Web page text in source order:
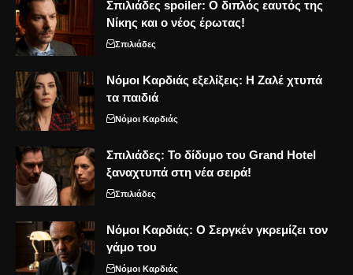
Σπιλιάδες spoiler: Ο διπλός εαυτός της
Νίκης και ο νέος έρωτας!
Σπιλιάδες
Νόμοι Καρδιάς εξελίξεις: Η Ζαλέ χτυπά
τα παιδιά
Νόμοι Καρδιάς
Σπιλιάδες: Το δίδυμο του Grand Hotel
ξαναχτυπά στη νέα σειρά!
Σπιλιάδες
Νόμοι Καρδιάς: Ο Σεργκέν γκρεμίζει τον
γάμο του
Νόμοι Καρδιάς